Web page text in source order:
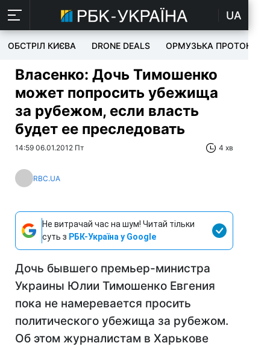
UA
ОБСТРІЛ КИЄВА DRONE DEALS ОРМУЗЬКА ПРОТОКА
Власенко: Дочь Тимошенко
может попросить убежища
за рубежом, если власть
будет ее преследовать
14:59 06.01.2012 Пт 4 хв
RBC.UA
Не витрачай час на шум! Читай тільки
суть з РБК-Україна у Google
Дочь бывшего премьер-министра
Украины Юлии Тимошенко Евгения
пока не намеревается просить
политического убежища за рубежом.
Об этом журналистам в Харькове